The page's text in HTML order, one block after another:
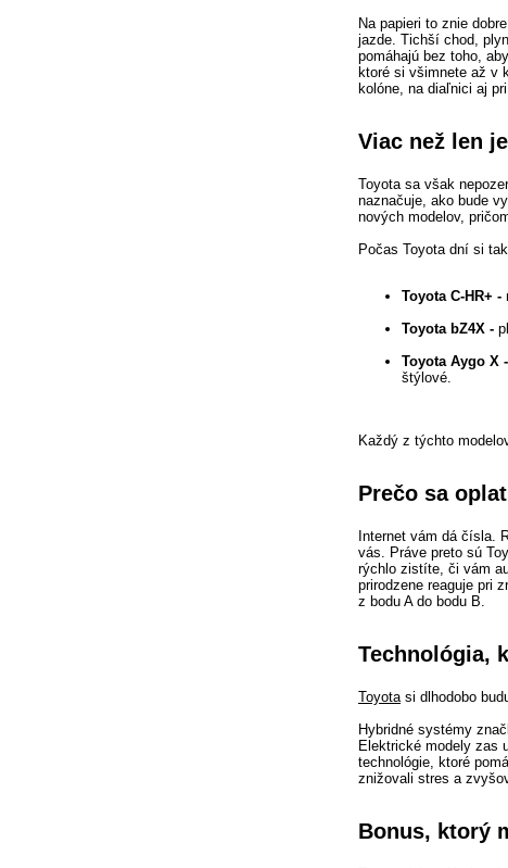
Na papieri to znie
jazde. Tichší chod,
pomáhajú bez toho,
ktoré si všimnete až v
kolóne, na diaľnici aj
Viac než len
Toyota sa však
naznačuje, ako bude
nových modelov,
Počas Toyota dní si
Toyota C-HR+ -
Toyota bZ4X -
Toyota Aygo X -
štýlové.
Každý z týchto
Prečo sa
Internet vám dá čísla.
vás. Práve preto sú
rýchlo zistíte, či vám
prirodzene reaguje pri
z bodu A do bodu B.
Technológia,
Toyotasi dlhodobo
Hybridné systémy
Elektrické modely zas
technológie, ktoré
znižovali stres a
Bonus, ktorý